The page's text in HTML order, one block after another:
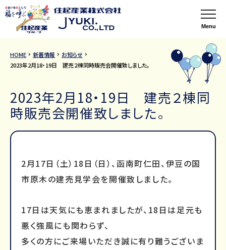
Menu
HOME 新着情報
お知らせ
2023年2月18・19日 建売２棟同時販売会開催致しました。
2023年2月18・19日 建売２棟同
時販売会開催致しました。
2月17日（土）18日（日）、函南町仁田、伊豆の国
市原木の建売見学会を開催致しました。
17日は天気にも恵まれましたが、18日は足元も
悪く強風にも関わらず、
多くの方にご来場いただき誠に有り難うございま